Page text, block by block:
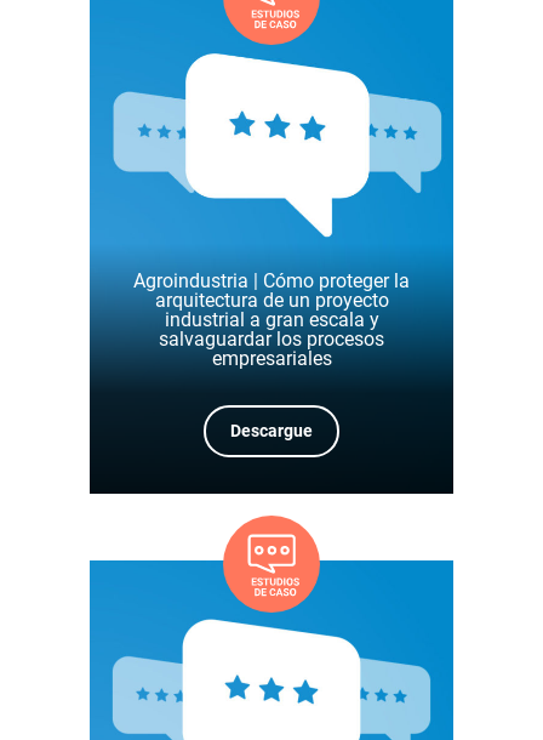
Agroindustria | Cómo proteger la
arquitectura de un proyecto
industrial a gran escala y
salvaguardar los procesos
empresariales
Descargue